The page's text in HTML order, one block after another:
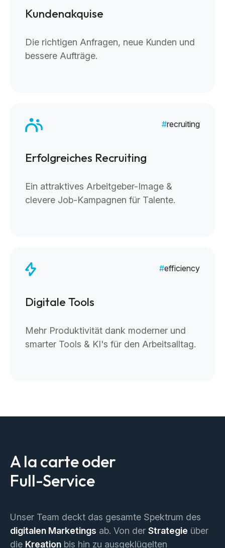
Kundenakquise
Die richtigen Anfragen, neue Kunden und
bessere Aufträge.
recruiting
Erfolgreiches Recruiting
Ein attraktives Arbeitgeber-Image &
clevere Job-Kampagnen für Talente.
efficiency
Digitale Tools
Mehr Produktivität dank moderner und
smarter Tools & KI's für den Arbeitsalltag.
A la carte oder
Full-Service
Unser Team deckt das gesamte Spektrum des
digitalen Marketings ab. Von der Strategie über
die Kreation bis hin zu ausgeklügelten